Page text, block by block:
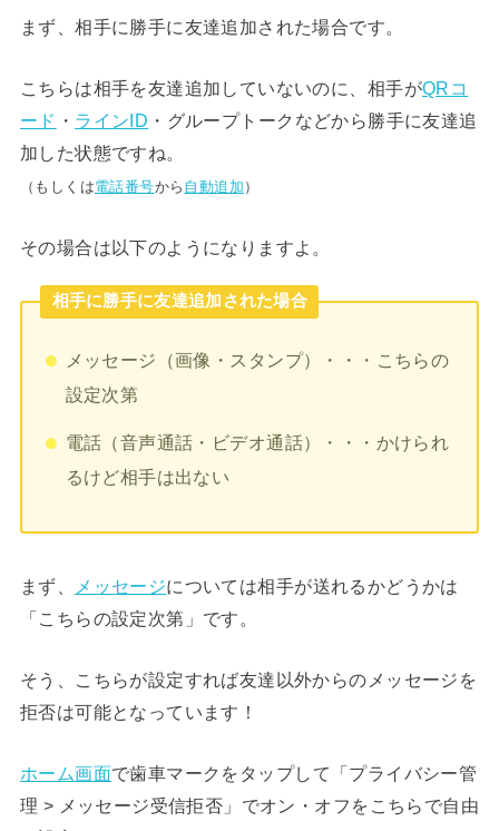
まず、相手に勝手に友達追加された場合です。
こちらは相手を友達追加していないのに、相手がQRコ
ード ・ ラインID ・グループトークなどから勝手に友達追
加した状態ですね。
（もしくは電話番号から 自動追加 ）
その場合は以下のようになりますよ。
相手に勝手に友達追加された場合
メッセージ（画像・スタンプ）・・・こちらの
設定次第
電話（音声通話・ビデオ通話）・・・かけられ
るけど相手は出ない
まず、 メッセージについては相手が送れるかどうかは
「こちらの設定次第」です。
そう、こちらが設定すれば友達以外からのメッセージを
拒否は可能となっています！
ホーム画面で歯車マークをタップして「プライバシー管
理 > メッセージ受信拒否」でオン・オフをこちらで自由